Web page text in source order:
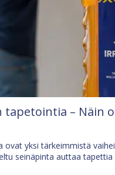
tapetointia – Näin
yksi tärkeimmistä
seinäpinta auttaa